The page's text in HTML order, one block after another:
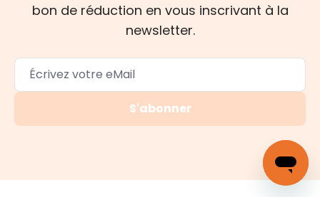
bon de réduction en vous inscrivant à la
newsletter.
S'abonner